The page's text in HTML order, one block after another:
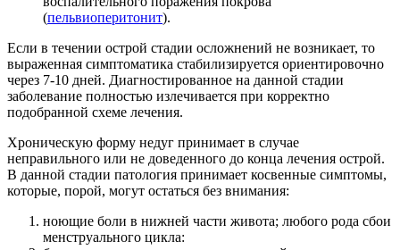
(пельвиоперитонит).
Если в течении острой стадии осложнений не возникает, то
выраженная симптоматика стабилизируется ориентировочно
через 7-10 дней. Диагностированное на данной стадии
заболевание полностью излечивается при корректно
подобранной схеме лечения.
Хроническую форму недуг принимает в случае
неправильного или не доведенного до конца лечения острой.
В данной стадии патология принимает косвенные симптомы,
которые, порой, могут остаться без внимания:
ноющие боли в нижней части живота; любого рода сбои
менструального цикла: